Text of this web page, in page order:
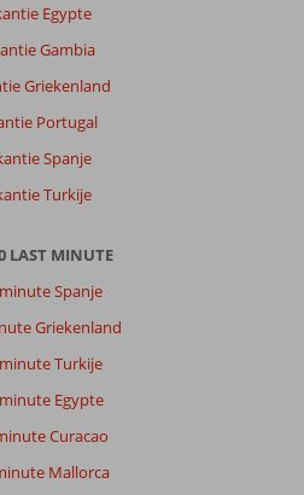
Egypte
Gambia
Griekenland
Portugal
Spanje
Turkije
LAST MINUTE
Spanje
Griekenland
Turkije
Egypte
Curacao
Mallorca